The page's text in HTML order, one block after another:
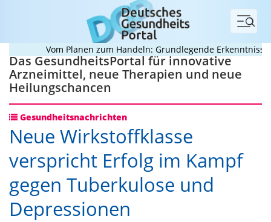
Menü
Vom Planen zum Handeln: Grundlegende Erkenntnisse
Das GesundheitsPortal für innovative
Arzneimittel, neue Therapien und neue
Heilungschancen
Gesundheitsnachrichten
Neue Wirkstoffklasse
verspricht Erfolg im Kampf
gegen Tuberkulose und
Depressionen